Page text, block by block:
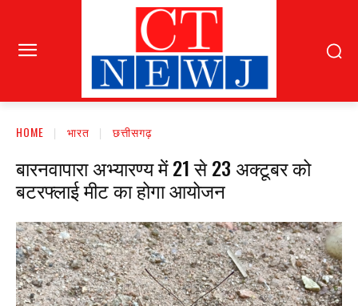
HOME भारत छत्तीसगढ़
बारनवापारा अभ्यारण्य में 21 से 23 अक्टूबर को
बटरफ्लाई मीट का होगा आयोजन